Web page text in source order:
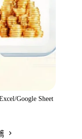
Google Sheet